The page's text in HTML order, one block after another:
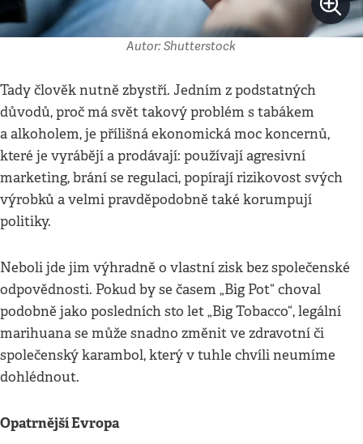
Autor: Shutterstock
Tady člověk nutně zbystří. Jedním z podstatných
důvodů, proč má svět takový problém s tabákem
a alkoholem, je přílišná ekonomická moc koncernů,
které je vyrábějí a prodávají: používají agresivní
marketing, brání se regulaci, popírají rizikovost svých
výrobků a velmi pravděpodobně také korumpují
politiky.
Neboli jde jim výhradně o vlastní zisk bez společenské
odpovědnosti. Pokud by se časem „Big Pot“ choval
podobně jako posledních sto let „Big Tobacco“, legální
marihuana se může snadno změnit ve zdravotní či
společenský karambol, který v tuhle chvíli neumíme
dohlédnout.
Opatrnější Evropa